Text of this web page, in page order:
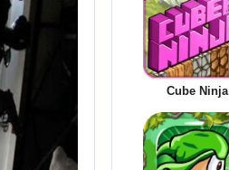
Cube Ninja